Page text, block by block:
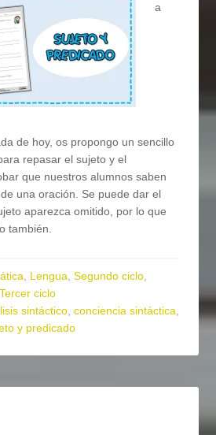
a
de hoy, os propongo un sencillo
repasar el sujeto y el
que nuestros alumnos saben
una oración. Se puede dar el
aparezca omitido, por lo que
también.
, Lengua,Segundo ciclo,
Tercer ciclo
sintáctico,conciencia sintáctica,
y predicado